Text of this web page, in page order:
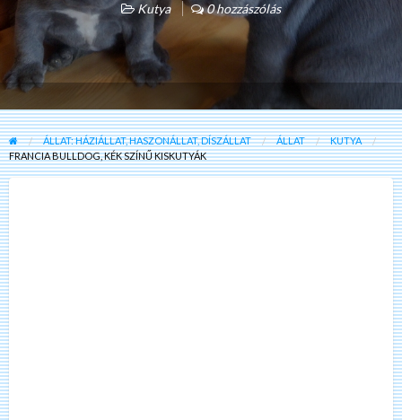
Kutya 0 hozzászólás
ÁLLAT: HÁZIÁLLAT, HASZONÁLLAT, DÍSZÁLLAT ÁLLAT
KUTYA
FRANCIA BULLDOG, KÉK SZÍNŰ KISKUTYÁK